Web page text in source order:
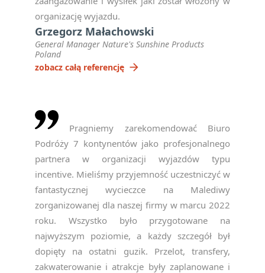
organizację wyjazdu.
Grzegorz Małachowski
General Manager Nature's Sunshine Products
Poland
zobacz całą referencję arrow_forward
Pragniemy zarekomendować Biuro
Podróży 7 kontynentów jako profesjonalnego
partnera w organizacji wyjazdów typu
incentive. Mieliśmy przyjemność uczestniczyć w
fantastycznej wycieczce na Malediwy
zorganizowanej dla naszej firmy w marcu 2022
roku. Wszystko było przygotowane na
najwyższym poziomie, a każdy szczegół był
dopięty na ostatni guzik. Przelot, transfery,
zakwaterowanie i atrakcje były zaplanowane i